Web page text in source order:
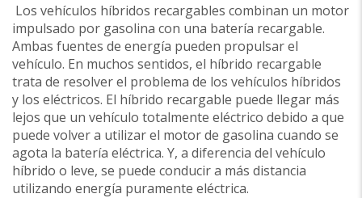
Los vehículos híbridos recargables combinan un motor
impulsado por gasolina con una batería recargable.
Ambas fuentes de energía pueden propulsar el
vehículo. En muchos sentidos, el híbrido recargable
trata de resolver el problema de los vehículos híbridos
y los eléctricos. El híbrido recargable puede llegar más
lejos que un vehículo totalmente eléctrico debido a que
puede volver a utilizar el motor de gasolina cuando se
agota la batería eléctrica. Y, a diferencia del vehículo
híbrido o leve, se puede conducir a más distancia
utilizando energía puramente eléctrica.